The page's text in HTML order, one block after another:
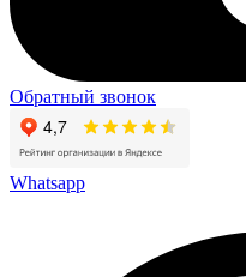
Обратный звонок
Whatsapp